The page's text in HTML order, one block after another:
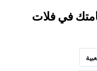
في فلات